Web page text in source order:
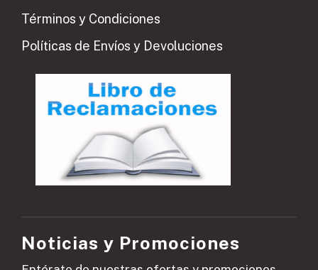
Términos y Condiciones
Políticas de Envíos y Devoluciones
Noticias y Promociones